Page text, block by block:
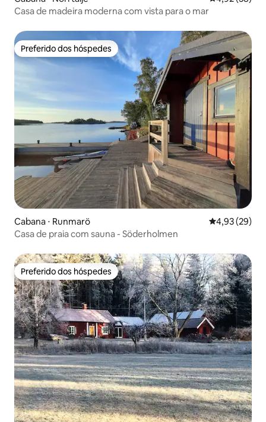
Casa de madeira moderna com vista para o mar
Preferido dos hóspedes
Preferido dos hóspedes
Cabana ⋅ Runmarö 4,93 de uma
4,93 (29)
Casa de praia com sauna - Söderholmen
Preferido dos hóspedes
Preferido dos hóspedes